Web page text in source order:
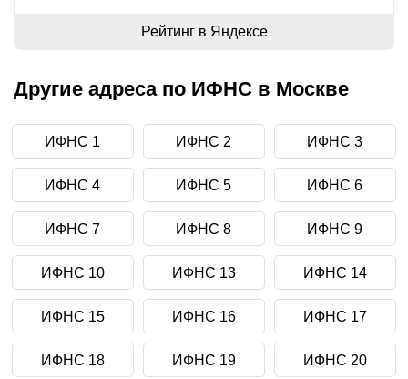
Рейтинг в Яндексе
Другие адреса по ИФНС в Москве
ИФНС 1 ИФНС 2 ИФНС 3
ИФНС 4 ИФНС 5 ИФНС 6
ИФНС 7 ИФНС 8 ИФНС 9
ИФНС 10 ИФНС 13 ИФНС 14
ИФНС 15 ИФНС 16 ИФНС 17
ИФНС 18 ИФНС 19 ИФНС 20